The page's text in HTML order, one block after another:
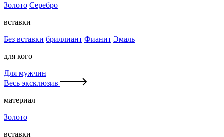
Золото Серебро
вставки
Без вставки бриллиант Фианит Эмаль
для кого
Для мужчин
Весь эксклюзив
материал
Золото
вставки